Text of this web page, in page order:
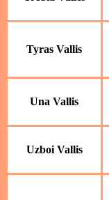
Tyras Vallis
Una Vallis
Uzboi Vallis